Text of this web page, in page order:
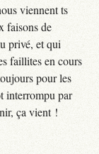
viennent ts
faisons de
privé, et qui
faillites en cours
pour les
interrompu par
ça vient !